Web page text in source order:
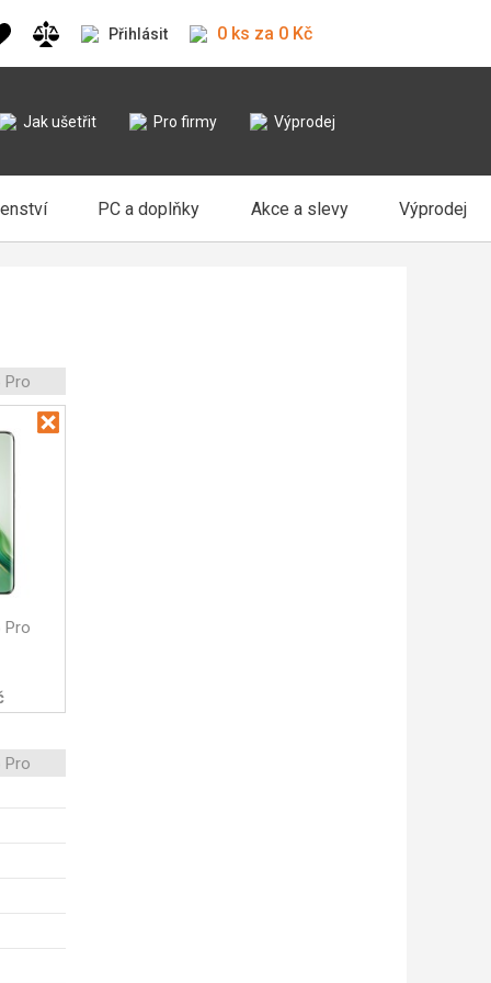
Přihlásit 0 ks za 0 Kč
Jak ušetřit Pro firmy Výprodej
PC a doplňky Akce a slevy Výprodej
Pro
Pro
Pro